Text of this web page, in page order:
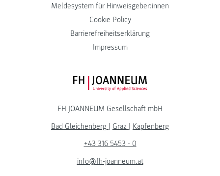
Meldesystem für Hinweisgeber:innen
Cookie Policy
Barrierefreiheitserklärung
Impressum
FH JOANNEUM Logo
FH JOANNEUM Gesellschaft mbH
Bad Gleichenberg | Graz | Kapfenberg
+43 316 5453 - 0
info@fh-joanneum.at